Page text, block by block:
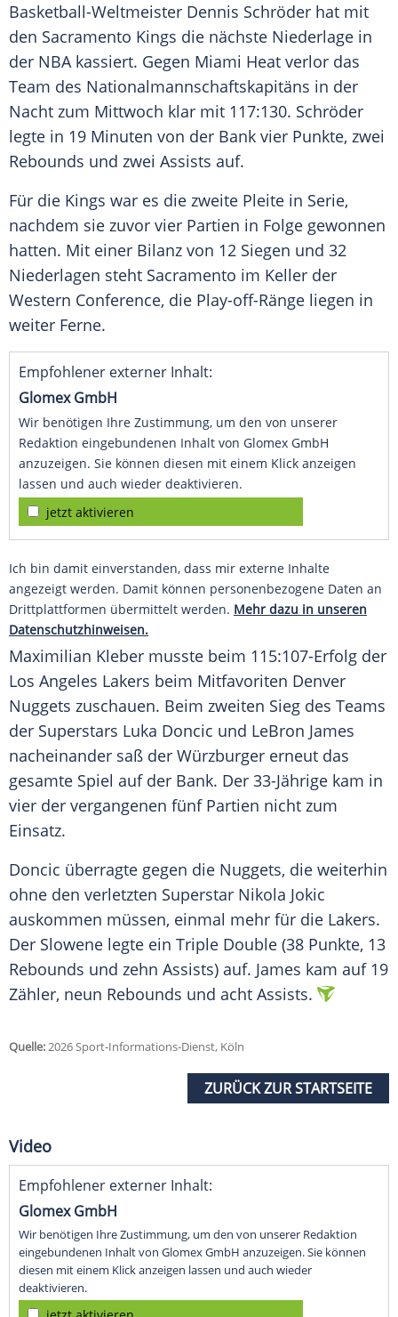
Basketball-Weltmeister Dennis Schröder hat mit
den Sacramento Kings die nächste Niederlage in
der NBA kassiert. Gegen Miami Heat verlor das
Team des Nationalmannschaftskapitäns in der
Nacht zum Mittwoch klar mit 117:130. Schröder
legte in 19 Minuten von der Bank vier Punkte, zwei
Rebounds und zwei Assists auf.
Für die Kings war es die zweite Pleite in Serie,
nachdem sie zuvor vier Partien in Folge gewonnen
hatten. Mit einer Bilanz von 12 Siegen und 32
Niederlagen steht Sacramento im Keller der
Western Conference, die Play-off-Ränge liegen in
weiter Ferne.
Empfohlener externer Inhalt:
Glomex GmbH
Wir benötigen Ihre Zustimmung, um den von unserer
Redaktion eingebundenen Inhalt von Glomex GmbH
anzuzeigen. Sie können diesen mit einem Klick anzeigen
lassen und auch wieder deaktivieren.
jetzt aktivieren
Ich bin damit einverstanden, dass mir externe Inhalte
angezeigt werden. Damit können personenbezogene Daten an
Drittplattformen übermittelt werden. Mehr dazu in unseren
Datenschutzhinweisen.
Maximilian Kleber musste beim 115:107-Erfolg der
Los Angeles Lakers beim Mitfavoriten Denver
Nuggets zuschauen. Beim zweiten Sieg des Teams
der Superstars Luka Doncic und LeBron James
nacheinander saß der Würzburger erneut das
gesamte Spiel auf der Bank. Der 33-Jährige kam in
vier der vergangenen fünf Partien nicht zum
Einsatz.
Doncic überragte gegen die Nuggets, die weiterhin
ohne den verletzten Superstar Nikola Jokic
auskommen müssen, einmal mehr für die Lakers.
Der Slowene legte ein Triple Double (38 Punkte, 13
Rebounds und zehn Assists) auf. James kam auf 19
Zähler, neun Rebounds und acht Assists.
Quelle:2026 Sport-Informations-Dienst, Köln
ZURÜCK ZUR STARTSEITE
Video
Empfohlener externer Inhalt:
Glomex GmbH
Wir benötigen Ihre Zustimmung, um den von unserer Redaktion
eingebundenen Inhalt von Glomex GmbH anzuzeigen. Sie können
diesen mit einem Klick anzeigen lassen und auch wieder
deaktivieren.